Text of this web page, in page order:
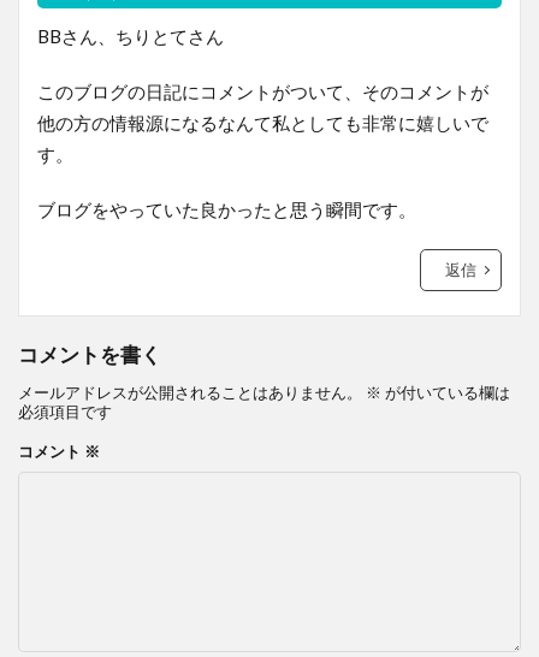
BBさん、ちりとてさん
このブログの日記にコメントがついて、そのコメントが
他の方の情報源になるなんて私としても非常に嬉しいで
す。
ブログをやっていた良かったと思う瞬間です。
返信
コメントを書く
メールアドレスが公開されることはありません。 ※ が付いている欄は
必須項目です
コメント ※